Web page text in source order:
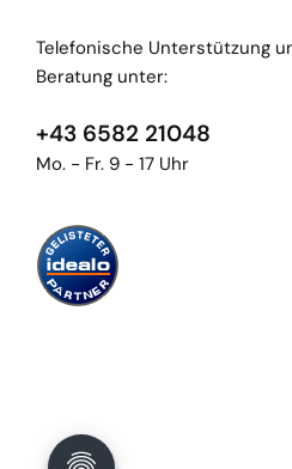
Telefonische Unterstützung
Beratung unter:
+43 6582 21048
Mo. - Fr. 9 - 17 Uhr